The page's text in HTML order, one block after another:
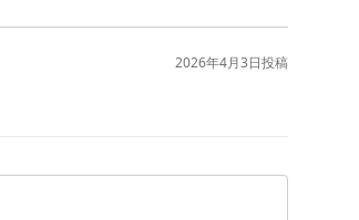
2026年4月3日投稿